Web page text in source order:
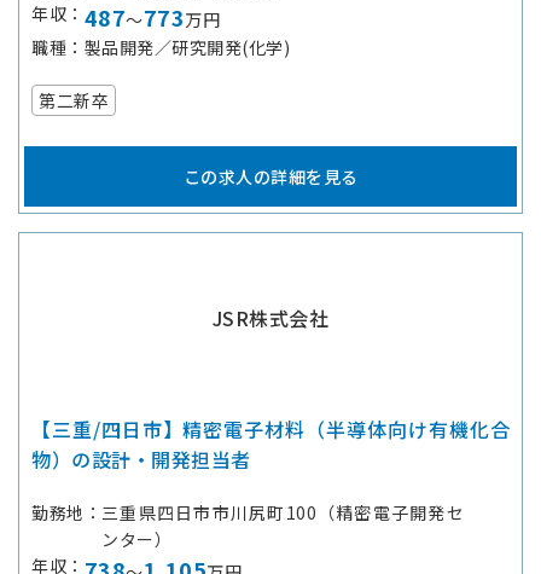
年収
487～773万円
職種
製品開発／研究開発(化学)
第二新卒
この求人の詳細を見る
JSR株式会社
【三重/四日市】精密電子材料（半導体向け有機化合
物）の設計・開発担当者
勤務地
三重県四日市市川尻町100（精密電子開発セ
ンター）
年収